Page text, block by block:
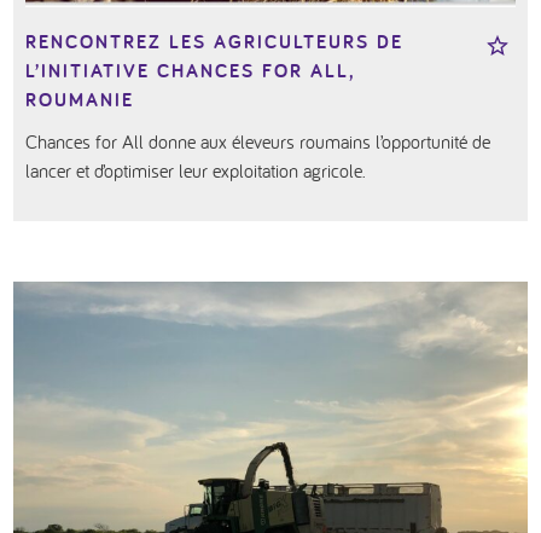
RENCONTREZ LES AGRICULTEURS DE
L’INITIATIVE CHANCES FOR ALL,
ROUMANIE
Chances for All donne aux éleveurs roumains l’opportunité de
lancer et d’optimiser leur exploitation agricole.